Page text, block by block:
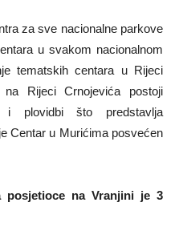
za sve nacionalne parkove
u svakom nacionalnom
tematskih centara u Rijeci
Rijeci Crnojevića postoji
i plovidbi što predstavlja
Centar u Murićima posvećen
posjetioce na Vranjini je 3